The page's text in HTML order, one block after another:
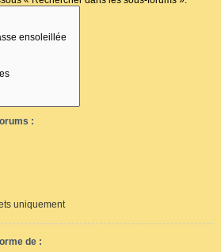
:
uniquement
de :